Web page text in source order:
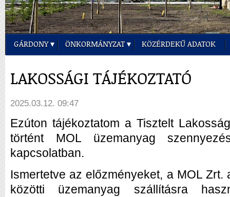
GÁRDONY ÖNKORMÁNYZAT KÖZÉRDEKŰ ADATOK
LAKOSSÁGI TÁJÉKOZTATÓ
2025.03.12. 09:47
Ezúton tájékoztatom a Tisztelt
történt MOL üzemanyag
kapcsolatban.
Ismertetve az előzményeket, a MOL
közötti üzemanyag szállításra